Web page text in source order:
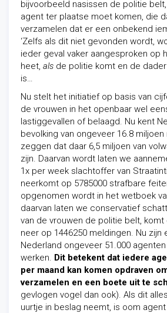
bijvoorbeeld nasissen de politie
agent ter plaatse moet komen, die
verzamelen dat er een onbekend
‘Zelfs als dit niet gevonden wordt,
ieder geval vaker aangesproken op
heet, als de politie komt en de
is…
Nu stelt het initiatief op basis van
de vrouwen in het openbaar wel
lastiggevallen of belaagd. Nu kent
bevolking van ongeveer 16.8
zeggen dat daar 6,5 miljoen van
zijn. Daarvan wordt laten we
1x per week slachtoffer van
neerkomt op 5785000 strafbare
opgenomen wordt in het wetboek
daarvan laten we conservatief
van de vrouwen de politie belt, komt
neer op 1446250 meldingen. Nu zijn
Nederland ongeveer 51.000 agenten
werken. Dit betekent dat iedere
per maand kan komen opdraven
verzamelen en een boete uit te
gevlogen vogel dan ook). Als dit
uurtje in beslag neemt, is oom agent